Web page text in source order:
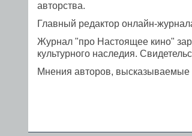
авторства.
Главный редактор онлайн-
Журнал "про Настоящее кино"
культурного наследия.
Мнения авторов, высказываемые